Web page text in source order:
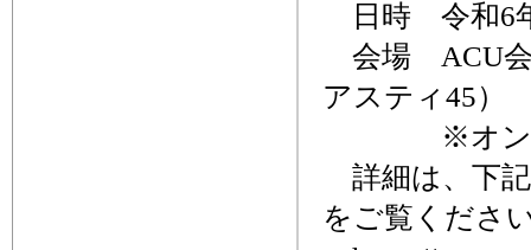
日時 令和6年
会場 ACU会
アスティ45）
※オンライ
詳細は、下
をご覧くださ